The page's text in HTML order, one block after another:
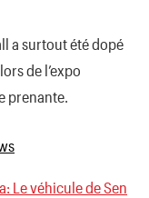
a surtout été dopé
de l’expo
prenante.
Le véhicule de Sen